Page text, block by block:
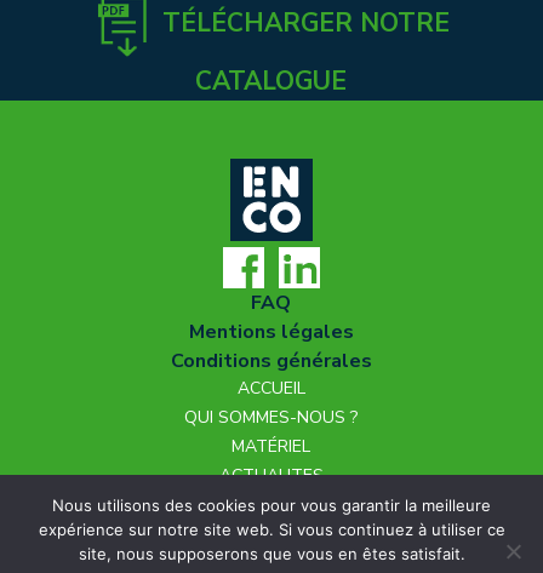
TÉLÉCHARGER NOTRE
CATALOGUE
FAQ
Mentions légales
Conditions générales
ACCUEIL
QUI SOMMES-NOUS ?
MATÉRIEL
ACTUALITES
NOUS REJOINDRE
CONTACT
Nous utilisons des cookies pour vous garantir la meilleure
expérience sur notre site web. Si vous continuez à utiliser ce
site, nous supposerons que vous en êtes satisfait.